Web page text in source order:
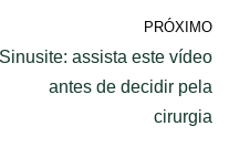
PRÓXIMO
Sinusite: assista este vídeo
antes de decidir pela
cirurgia